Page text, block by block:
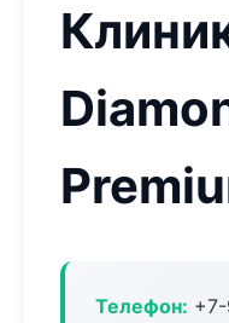
Телефон: